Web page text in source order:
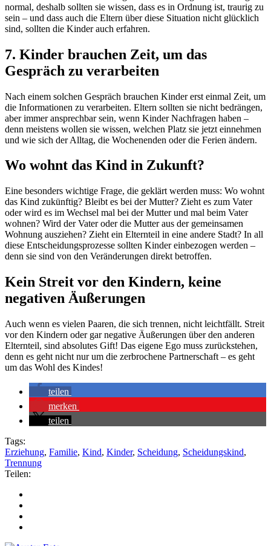
normal, deshalb sollten sie wissen, dass es in Ordnung ist, traurig zu
sein – und dass auch die Eltern über diese Situation nicht glücklich
sind, sollten die Kinder auch erfahren.
7. Kinder brauchen Zeit, um das
Gespräch zu verarbeiten
Nach einem solchen Gespräch brauchen Kinder erst einmal Zeit, um
die Informationen zu verarbeiten. Eltern sollten sie nicht bedrängen,
aber immer ansprechbar sein, wenn Kinder Nachfragen haben –
denn meistens wollen sie wissen, welchen Platz sie jetzt einnehmen
und wie sich der Alltag, die Wochenenden oder die Ferien ändern.
Wo wohnt das Kind in Zukunft?
Eine besonders wichtige Frage, die geklärt werden muss: Wo wohnt
das Kind zukünftig? Bleibt es bei der Mutter? Zieht es zum Vater
oder wird es im Wechsel mal bei der Mutter und mal beim Vater
wohnen? Wird der Vater oder die Mutter aus der gemeinsamen
Wohnung ausziehen? Zieht ein Elternteil in eine andere Stadt? In all
diese Entscheidungsprozesse sollten Kinder einbezogen werden –
denn sie sind von den Veränderungen direkt betroffen.
Kein Streit vor den Kindern, keine
negativen Äußerungen
Auch wenn es vielen Paaren, die sich trennen, nicht leichtfällt. Streit
vor den Kindern oder gar negative Äußerungen über den anderen
Elternteil, sind absolutes Gift! Das eigene Ego muss zurückstehen,
denn es geht nicht nur um die zerbrochene Partnerschaft – es geht
um das Wohl des Kindes!
teilen
merken
teilen
Tags:
Erziehung, Familie, Kind, Kinder, Scheidung, Scheidungskind,
Trennung
Teilen: